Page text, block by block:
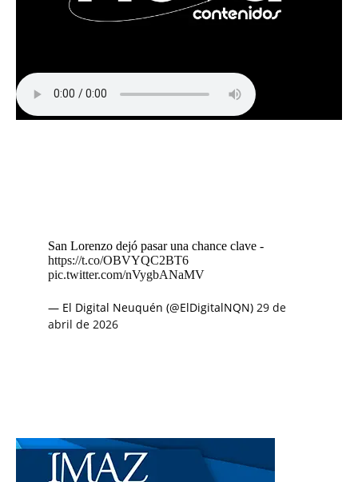
San Lorenzo dejó pasar una chance clave -
https://t.co/OBVYQC2BT6
pic.twitter.com/nVygbANaMV
— El Digital Neuquén (@ElDigitalNQN) 29 de
abril de 2026